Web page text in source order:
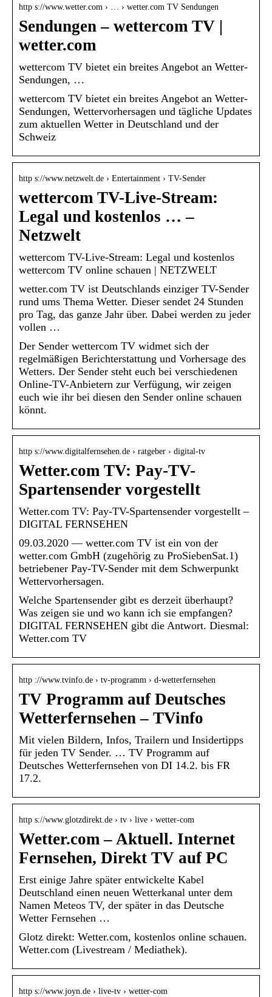
http s://www.wetter.com › … › wetter.com TV Sendungen
Sendungen – wettercom TV |
wetter.com
wettercom TV bietet ein breites Angebot an Wetter-
Sendungen, …
wettercom TV bietet ein breites Angebot an Wetter-
Sendungen, Wettervorhersagen und tägliche Updates
zum aktuellen Wetter in Deutschland und der
Schweiz
http s://www.netzwelt.de › Entertainment › TV-Sender
wettercom TV-Live-Stream:
Legal und kostenlos … –
Netzwelt
wettercom TV-Live-Stream: Legal und kostenlos
wettercom TV online schauen | NETZWELT
wetter.com TV ist Deutschlands einziger TV-Sender
rund ums Thema Wetter. Dieser sendet 24 Stunden
pro Tag, das ganze Jahr über. Dabei werden zu jeder
vollen …
Der Sender wettercom TV widmet sich der
regelmäßigen Berichterstattung und Vorhersage des
Wetters. Der Sender steht euch bei verschiedenen
Online-TV-Anbietern zur Verfügung, wir zeigen
euch wie ihr bei diesen den Sender online schauen
könnt.
http s://www.digitalfernsehen.de › ratgeber › digital-tv
Wetter.com TV: Pay-TV-
Spartensender vorgestellt
Wetter.com TV: Pay-TV-Spartensender vorgestellt –
DIGITAL FERNSEHEN
09.03.2020 — wetter.com TV ist ein von der
wetter.com GmbH (zugehörig zu ProSiebenSat.1)
betriebener Pay-TV-Sender mit dem Schwerpunkt
Wettervorhersagen.
Welche Spartensender gibt es derzeit überhaupt?
Was zeigen sie und wo kann ich sie empfangen?
DIGITAL FERNSEHEN gibt die Antwort. Diesmal:
Wetter.com TV
http ://www.tvinfo.de › tv-programm › d-wetterfernsehen
TV Programm auf Deutsches
Wetterfernsehen – TVinfo
Mit vielen Bildern, Infos, Trailern und Insidertipps
für jeden TV Sender. … TV Programm auf
Deutsches Wetterfernsehen von DI 14.2. bis FR
17.2.
http s://www.glotzdirekt.de › tv › live › wetter-com
Wetter.com – Aktuell. Internet
Fernsehen, Direkt TV auf PC
Erst einige Jahre später entwickelte Kabel
Deutschland einen neuen Wetterkanal unter dem
Namen Meteos TV, der später in das Deutsche
Wetter Fernsehen …
Glotz direkt: Wetter.com, kostenlos online schauen.
Wetter.com (Livestream / Mediathek).
http s://www.joyn.de › live-tv › wetter-com